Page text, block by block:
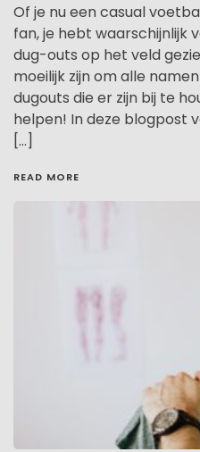
Of je nu een casual
fan, je hebt waarschijnlijk
dug-outs op het veld
moeilijk zijn om alle
dugouts die er zijn bij te
helpen! In deze blogpost
[…]
READ MORE